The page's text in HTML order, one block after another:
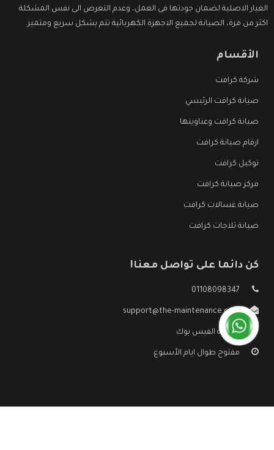
الغيار الاصلية لضمان جودتها فى العمل، وعدم التعرض الى نفس المشكلة
اكثر من مرة، الصيانة لجميع الاجهزة الكهربائية تتم بشكل سريع ومتميز.
الأقسام
شركة كرافت
صيانة كرافت الرئيسي
صيانة كرافت وعناوينها
ارقام صيانة كرافت
توكيل كرافت
مركز صيانة كرافت
صيانة غسالات كرافت
صيانة ثلاجات كرافت
كن دائما على تواصل معنا!
01108098347
support@the-maintenance.com
صفحة الفيس بوك
مفتوح طوال ايام الأسبوع